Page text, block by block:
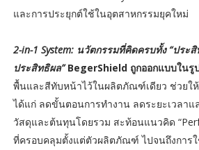
และการประยุกต์ใช้ในอุตสาหกรรมยุคใหม่
2-in-1 System: นวัตกรรมที่คิดครบทั้ง “ประ
ประสิทธิผล”BegerShield ถูกออกแบบในรู
พื้นและสีทับหน้าไว้ในผลิตภัณฑ์เดียว ช่วยให้
ได้แก่ ลดขั้นตอนการทำงาน ลดระยะเวลาแ
วัสดุและต้นทุนโดยรวม สะท้อนแนวคิด
ที่ครอบคลุมตั้งแต่ตัวผลิตภัณฑ์ ไปจนถึงการ